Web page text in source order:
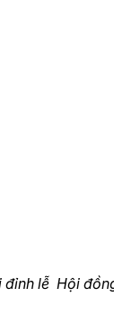
đỉnh lễ Hội